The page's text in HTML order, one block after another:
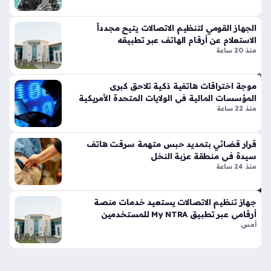
م
سب
وق
منذ
سا
عة
دة
ق
احت
راف
ية
الجهاز القومي لتنظيم الاتصالات يتيح مجدداً
الاستعلام عن أرقام الهاتف عبر تطبيقه
منذ 20 ساعة
موجة اختراقات هاتفية ذكية تلاحق كبرى
المؤسسات المالية في الولايات المتحدة الأمريكية
منذ 22 ساعة
قرار قضائي بتمديد حبس متهمة سرقت هاتف
سيدة في منطقة عزبة النخل
منذ 24 ساعة
جهاز تنظيم الاتصالات يستعيد خدمات منصة
أرقامي عبر تطبيق My NTRA للمستخدمين
أمس